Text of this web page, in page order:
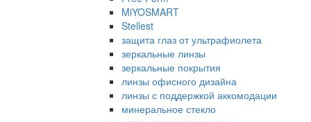
MiYOSMART
Stellest
защита глаз от ультрафиолета
зеркальные линзы
зеркальные покрытия
линзы офисного дизайна
линзы с поддержкой аккомодации
минеральное стекло